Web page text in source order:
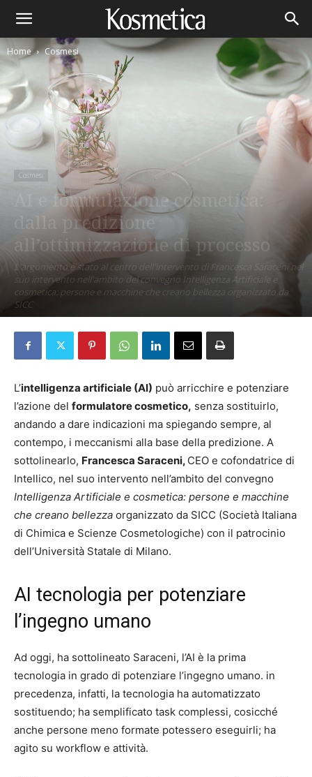
Home Cosmesi
Cosmesi
AI e formulazione cosmetica:
dalla predizione
all’ottimizzazione di processo
L'argomento è stato al centro dell'intervento di Francesca Saraceni nel
suo intervento nell'ambito del convegno Intelligenza Artificiale e
cosmetica: persone e macchine che creano bellezza organizzato da
SICC
L’intelligenza artificiale (AI) può arricchire e potenziare
l’azione del formulatore cosmetico, senza sostituirlo,
andando a dare indicazioni ma spiegando sempre, al
contempo, i meccanismi alla base della predizione. A
sottolinearlo, Francesca Saraceni, CEO e cofondatrice di
Intellico, nel suo intervento nell’ambito del convegno
Intelligenza Artificiale e cosmetica: persone e macchine
che creano bellezza organizzato da SICC (Società Italiana
di Chimica e Scienze Cosmetologiche) con il patrocinio
dell’Università Statale di Milano.
AI tecnologia per potenziare
l’ingegno umano
Ad oggi, ha sottolineato Saraceni, l’AI è la prima
tecnologia in grado di potenziare l’ingegno umano. in
precedenza, infatti, la tecnologia ha automatizzato
sostituendo; ha semplificato task complessi, cosicché
anche persone meno formate potessero eseguirli; ha
agito su workflow e attività.